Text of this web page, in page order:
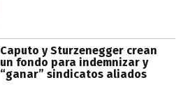
Caputo y Sturzenegger crean
un fondo para indemnizar y
“ganar” sindicatos aliados